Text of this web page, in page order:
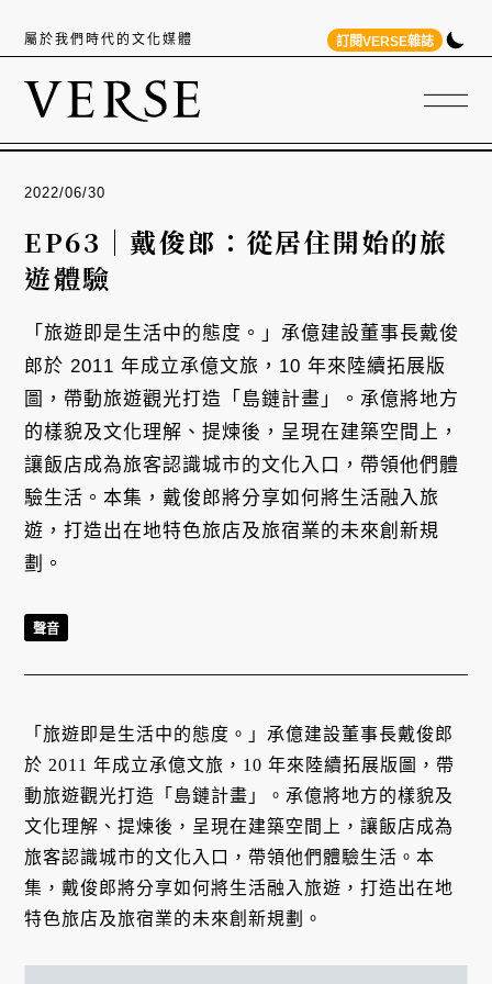
屬於我們時代的文化媒體 訂閱VERSE雜誌
2022/06/30
EP63｜戴俊郎：從居住開始的旅
遊體驗
「旅遊即是生活中的態度。」承億建設董事長戴俊
郎於 2011 年成立承億文旅，10 年來陸續拓展版
圖，帶動旅遊觀光打造「島鏈計畫」。承億將地方
的樣貌及文化理解、提煉後，呈現在建築空間上，
讓飯店成為旅客認識城市的文化入口，帶領他們體
驗生活。本集，戴俊郎將分享如何將生活融入旅
遊，打造出在地特色旅店及旅宿業的未來創新規
劃。
「旅遊即是生活中的態度。」承億建設董事長戴俊郎
於 2011 年成立承億文旅，10 年來陸續拓展版圖，帶
動旅遊觀光打造「島鏈計畫」。承億將地方的樣貌及
文化理解、提煉後，呈現在建築空間上，讓飯店成為
旅客認識城市的文化入口，帶領他們體驗生活。本
集，戴俊郎將分享如何將生活融入旅遊，打造出在地
特色旅店及旅宿業的未來創新規劃。
聲音